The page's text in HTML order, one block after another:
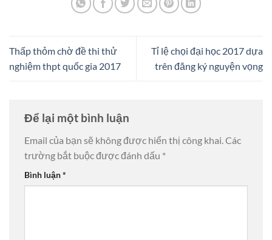
Thấp thỏm chờ đề thi thử
nghiệm thpt quốc gia 2017
Tỉ lệ chọi đại học 2017 dựa
trên đăng ký nguyện vọng
Để lại một bình luận
Email của bạn sẽ không được hiển thị công khai.Các
trường bắt buộc được đánh dấu *
Bình luận*